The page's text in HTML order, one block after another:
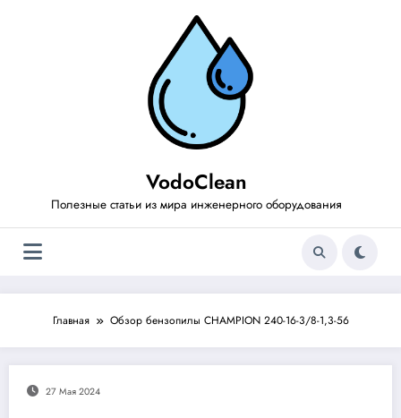
VodoClean
Полезные статьи из мира инженерного оборудования
Главная Обзор бензопилы CHAMPION 240-16-3/8-1,3-56
27 Мая 2024